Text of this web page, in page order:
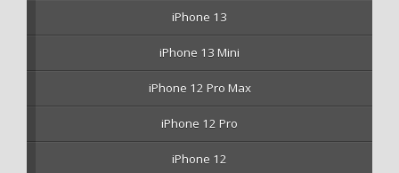
iPhone 13
iPhone 13 Mini
iPhone 12 Pro Max
iPhone 12 Pro
iPhone 12